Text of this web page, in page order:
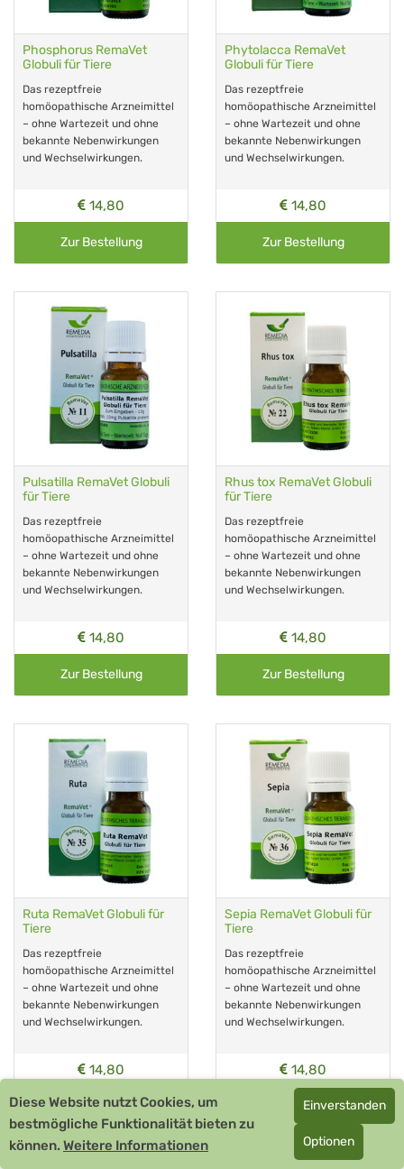
Phosphorus RemaVet
Globuli für Tiere
Das rezeptfreie
homöopathische Arzneimittel
– ohne Wartezeit und ohne
bekannte Nebenwirkungen
und Wechselwirkungen.
14,80
Zur Bestellung
Phytolacca RemaVet
Globuli für Tiere
Das rezeptfreie
homöopathische Arzneimittel
– ohne Wartezeit und ohne
bekannte Nebenwirkungen
und Wechselwirkungen.
14,80
Zur Bestellung
Pulsatilla RemaVet Globuli
für Tiere
Das rezeptfreie
homöopathische Arzneimittel
– ohne Wartezeit und ohne
bekannte Nebenwirkungen
und Wechselwirkungen.
14,80
Zur Bestellung
Rhus tox RemaVet Globuli
für Tiere
Das rezeptfreie
homöopathische Arzneimittel
– ohne Wartezeit und ohne
bekannte Nebenwirkungen
und Wechselwirkungen.
14,80
Zur Bestellung
Ruta RemaVet Globuli für
Tiere
Das rezeptfreie
homöopathische Arzneimittel
– ohne Wartezeit und ohne
bekannte Nebenwirkungen
und Wechselwirkungen.
14,80
Zur Bestellung
Sepia RemaVet Globuli für
Tiere
Das rezeptfreie
homöopathische Arzneimittel
– ohne Wartezeit und ohne
bekannte Nebenwirkungen
und Wechselwirkungen.
14,80
Zur Bestellung
Diese Website nutzt Cookies, um
bestmögliche Funktionalität bieten zu
können. Weitere Informationen
Einverstanden
Optionen